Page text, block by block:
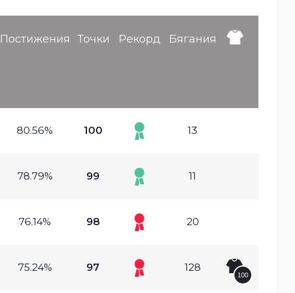
Постижения Точки Рекорд Бягания
80.56% 100 13
78.79% 99 11
76.14% 98 20
75.24% 97 128
100